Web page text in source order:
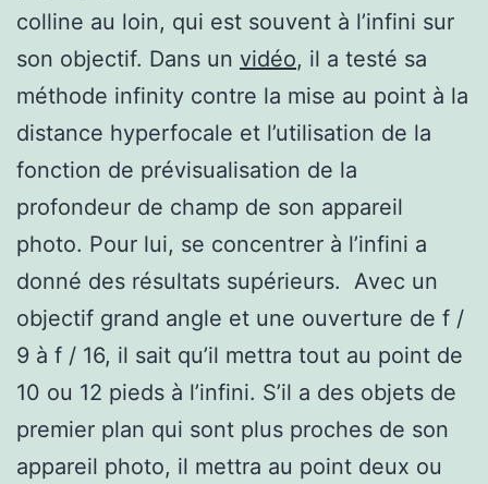
colline au loin, qui est souvent à l’infini sur
son objectif. Dans un vidéo, il a testé sa
méthode infinity contre la mise au point à la
distance hyperfocale et l’utilisation de la
fonction de prévisualisation de la
profondeur de champ de son appareil
photo. Pour lui, se concentrer à l’infini a
donné des résultats supérieurs. Avec un
objectif grand angle et une ouverture de f /
9 à f / 16, il sait qu’il mettra tout au point de
10 ou 12 pieds à l’infini. S’il a des objets de
premier plan qui sont plus proches de son
appareil photo, il mettra au point deux ou